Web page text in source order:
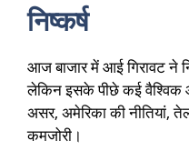
निष्कर्ष
आज बाजार में आई गिरावट ने
लेकिन इसके पीछे कई
असर, अमेरिका की नीतियां,
कमजोरी।